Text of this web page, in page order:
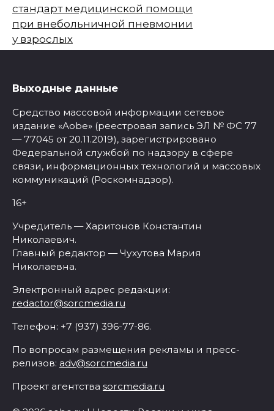
стандарт медицинской помощи
при внебольничной пневмонии
у взрослых
Выходные данные
Средство массовой информации сетевое
издание «Aobe» (реестровая запись ЭЛ № ФС 77
— 77045 от 20.11.2019), зарегистрировано
Федеральной службой по надзору в сфере
связи, информационных технологий и массовых
коммуникаций (Роскомнадзор).
16+
Учредитель — Харитонов Константин
Николаевич.
Главный редактор — Чухутова Мария
Николаевна.
Электронный адрес редакции:
redactor@sorcmedia.ru
Телефон: +7 (937) 396-77-86.
По вопросам размещения рекламы и пресс-
релизов: adv@sorcmedia.ru
Проект агентства sorcmedia.ru